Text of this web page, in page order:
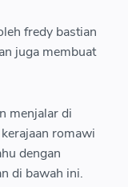
kerajaan.
0 cellspacing
auto margin right
fredy bastian
juga membuat
menjalar di
romawi
dengan
di bawah ini.